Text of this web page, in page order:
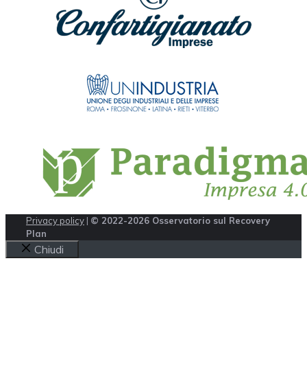
Privacy policy | © 2022-2026 Osservatorio sul Recovery
Plan
Chiudi